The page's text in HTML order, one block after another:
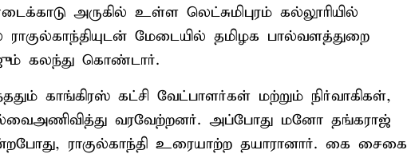
அருகில் உள்ள லெட்சுமிபுரம் கல்லூரியில்
ராகுல்காந்தியுடன் மேடையில் தமிழக பால்வளத்துறை
கலந்து கொண்டார்.
காங்கிரஸ் கட்சி வேட்பாளர்கள் மற்றும் நிர்வாகிகள்,
வரவேற்றனர். அப்போது மனோ தங்கராஜ்
ராகுல்காந்தி உரையாற்ற தயாரானார். கை சைகை